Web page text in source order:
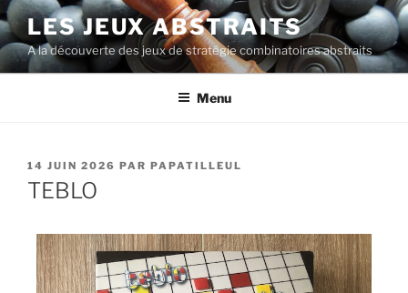
LES JEUX ABSTRAITS
A la découverte des jeux de stratégie combinatoires abstraits
Menu
14 JUIN 2026 PAR PAPATILLEUL
TEBLO